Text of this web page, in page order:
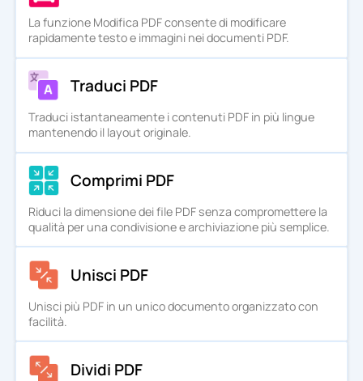
La funzione Modifica PDF consente di modificare
rapidamente testo e immagini nei documenti PDF.
Traduci PDF
Traduci istantaneamente i contenuti PDF in più lingue
mantenendo il layout originale.
Comprimi PDF
Riduci la dimensione dei file PDF senza compromettere la
qualità per una condivisione e archiviazione più semplice.
Unisci PDF
Unisci più PDF in un unico documento organizzato con
facilità.
Dividi PDF